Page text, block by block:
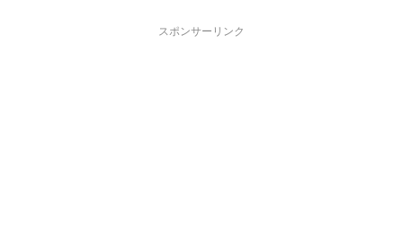
スポンサーリンク